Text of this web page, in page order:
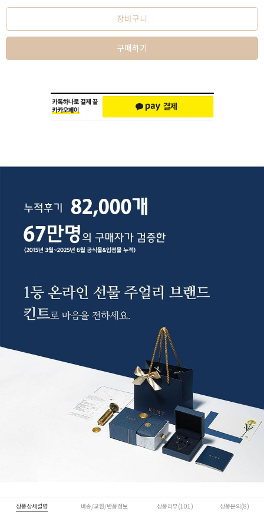
장바구니
구매하기
상품상세설명 배송/교환/반품정보 상품리뷰(101) 상품문의(8)